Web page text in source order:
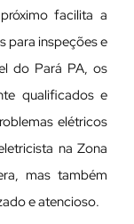
facilita a
para inspeções e
do Pará PA, os
qualificados e
elétricos
na Zona
mas também
e atencioso.